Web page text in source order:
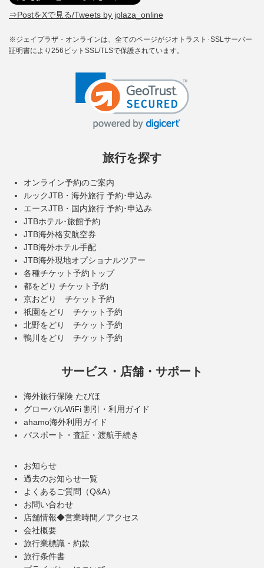
⇒PostをXで見る/Tweets by jplaza_online
※ジェイプラザ・オンラインは、全てのページがジオトラスト･SSLサーバー
証明書により256ビットSSL/TLSで保護されています。
旅行を探す
オンライン予約のご案内
ルックJTB・海外旅行 予約･申込み
エースJTB・国内旅行 予約･申込み
JTBホテル･旅館予約
JTB海外格安航空券
JTB海外ホテル手配
JTB海外現地オプショナルツアー
各種チケット予約トップ
都をどり チケット予約
京おどり チケット予約
祇園をどり チケット予約
北野をどり チケット予約
鴨川をどり チケット予約
サービス・店舗・サポート
海外旅行保険 たびほ
グローバルWiFi 割引・利用ガイド
ahamo海外利用ガイド
パスポート・査証・渡航手続き
お知らせ
過去のお知らせ一覧
よくあるご質問（Q&A）
お問い合わせ
店舗情報◆営業時間／アクセス
会社概要
旅行業標識・約款
旅行条件書